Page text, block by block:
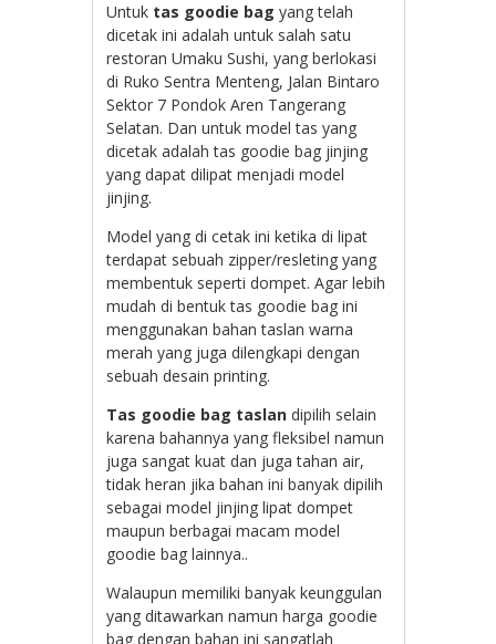
Untuk tas goodie bag yang telah
dicetak ini adalah untuk salah satu
restoran Umaku Sushi, yang berlokasi
di Ruko Sentra Menteng, Jalan Bintaro
Sektor 7 Pondok Aren Tangerang
Selatan. Dan untuk model tas yang
dicetak adalah tas goodie bag jinjing
yang dapat dilipat menjadi model
jinjing.
Model yang di cetak ini ketika di lipat
terdapat sebuah zipper/resleting yang
membentuk seperti dompet. Agar lebih
mudah di bentuk tas goodie bag ini
menggunakan bahan taslan warna
merah yang juga dilengkapi dengan
sebuah desain printing.
Tas goodie bag taslan dipilih selain
karena bahannya yang fleksibel namun
juga sangat kuat dan juga tahan air,
tidak heran jika bahan ini banyak dipilih
sebagai model jinjing lipat dompet
maupun berbagai macam model
goodie bag lainnya..
Walaupun memiliki banyak keunggulan
yang ditawarkan namun harga goodie
bag dengan bahan ini sangatlah